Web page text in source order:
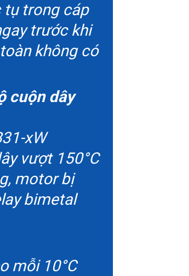
tụ trong cáp
trước khi
không có
cuộn dây
xW
vượt 150°C
motor bị
bimetal
mỗi 10°C